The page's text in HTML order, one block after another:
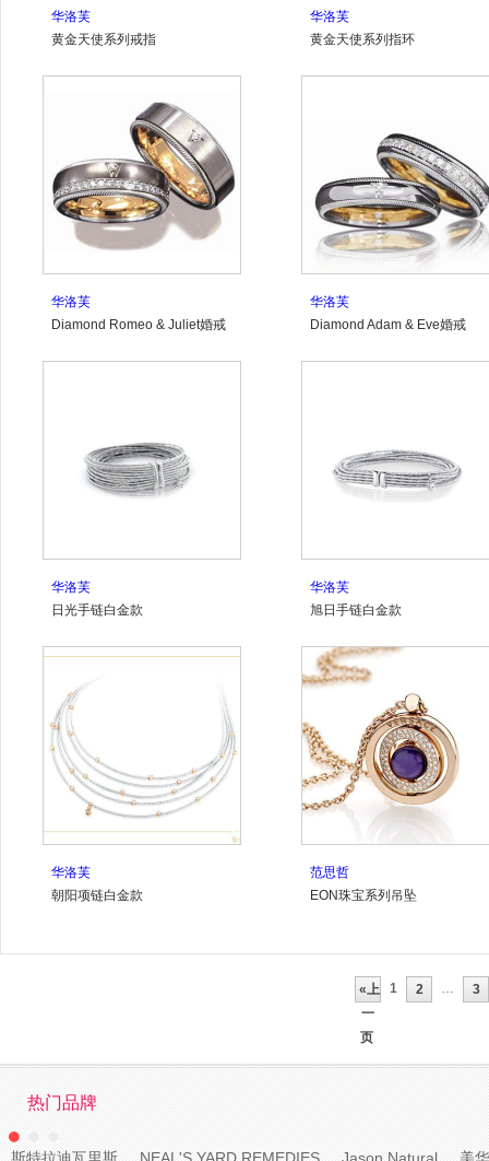
华洛芙
黄金天使系列戒指
华洛芙
黄金天使系列指环
华洛芙
Diamond Romeo & Juliet婚戒
华洛芙
Diamond Adam & Eve婚戒
华洛芙
日光手链白金款
华洛芙
旭日手链白金款
华洛芙
朝阳项链白金款
范思哲
EON珠宝系列吊坠
«上
一
页
1 2 … 3
热门品牌